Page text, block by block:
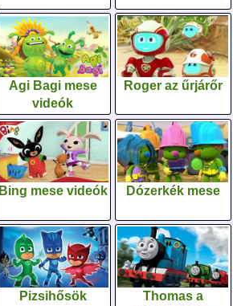
Agi Bagi mese
videók
Roger az űrjárőr
Bing mese videók Dózerkék mese
Pizsihősök
Thomas a